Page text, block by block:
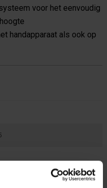
voor het eenvoudig
handapparaat als ook op